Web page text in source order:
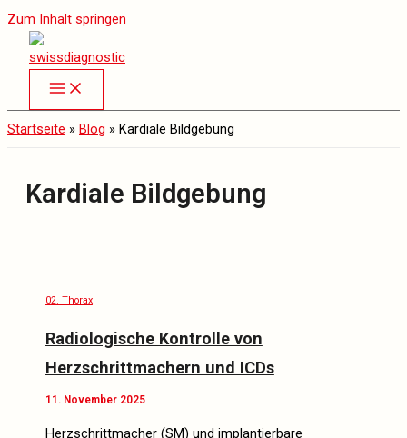
Zum Inhalt springen
Startseite » Blog » Kardiale Bildgebung
Kardiale Bildgebung
02. Thorax
Radiologische Kontrolle von
Herzschrittmachern und ICDs
11. November 2025
Herzschrittmacher (SM) und implantierbare